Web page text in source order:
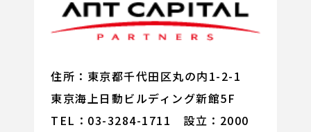
住所：東京都千代田区丸の内1-2-1
東京海上日動ビルディング新館5F
TEL：03-3284-1711 設立：2000